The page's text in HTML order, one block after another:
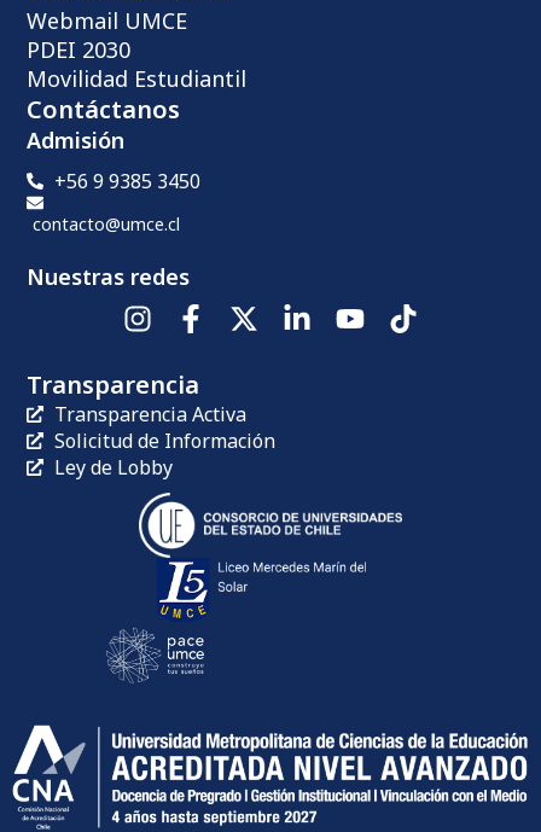
Webmail UMCE
PDEI 2030
Movilidad Estudiantil
Contáctanos
Admisión
+56 9 9385 3450
contacto@umce.cl
Nuestras redes
Transparencia
Transparencia Activa
Solicitud de Información
Ley de Lobby